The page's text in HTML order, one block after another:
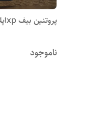
پروتئین بیف xpاپلایدنوتریشن
ناموجود